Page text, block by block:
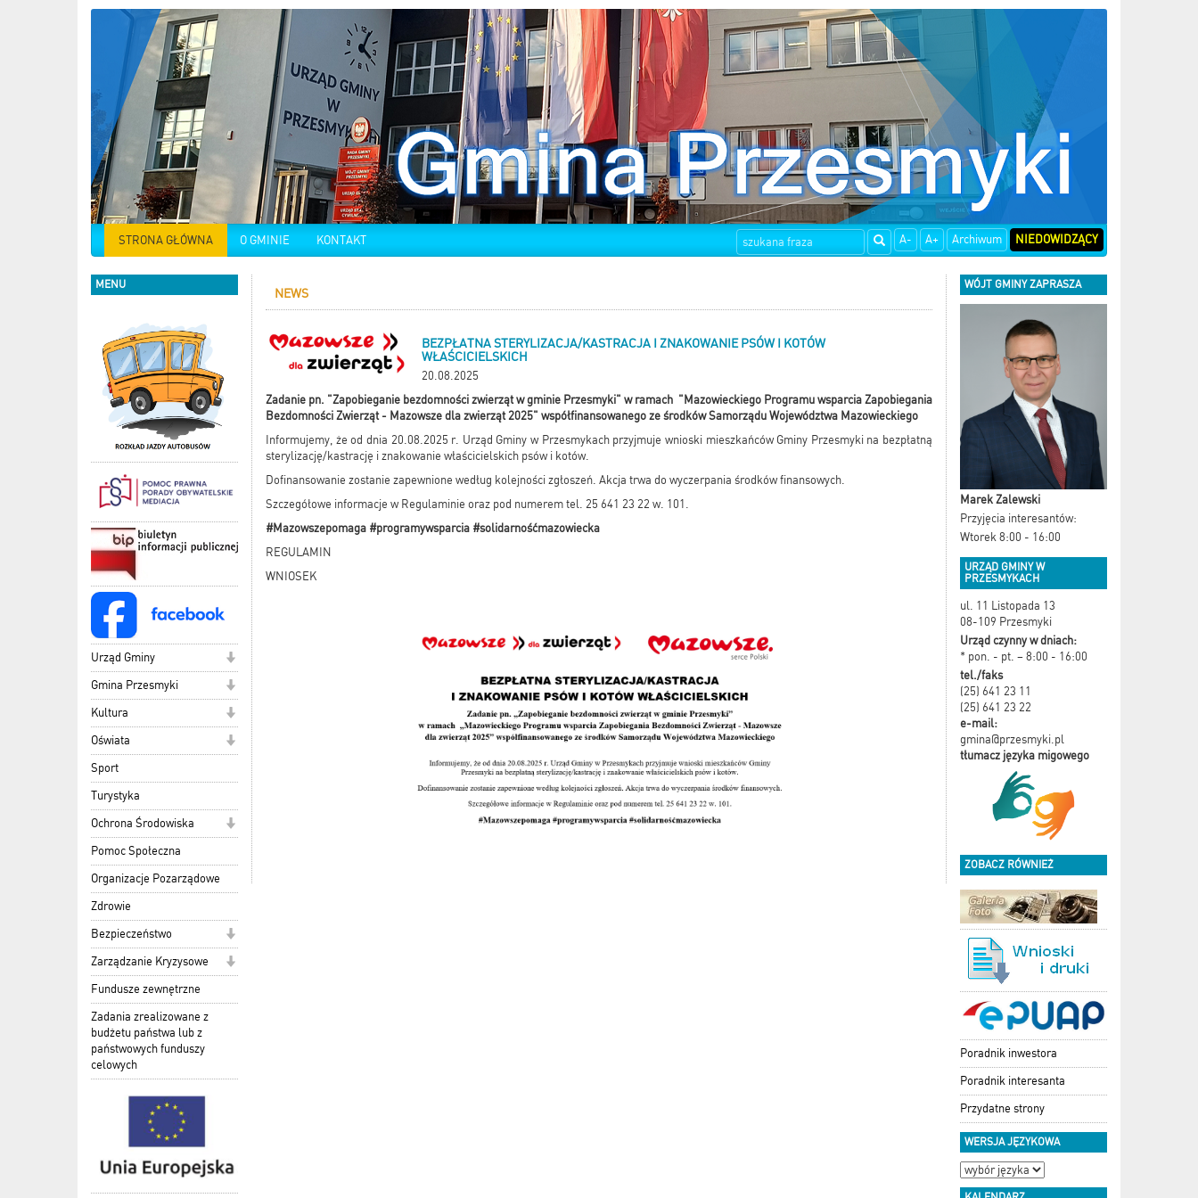
STRONA GŁÓWNA O GMINIE KONTAKT A- A+ Archiwum NIEDOWIDZĄCY
MENU
Urząd Gminy
Gmina Przesmyki
Kultura
Oświata
Sport
Turystyka
Ochrona Środowiska
Pomoc Społeczna
Organizacje Pozarządowe
Zdrowie
Bezpieczeństwo
Zarządzanie Kryzysowe
Fundusze zewnętrzne
Zadania zrealizowane z
budżetu państwa lub z
państwowych funduszy
celowych
NEWS
BEZPŁATNA STERYLIZACJA/KASTRACJA I ZNAKOWANIE PSÓW I KOTÓW
WŁAŚCICIELSKICH
20.08.2025
Zadanie pn. "Zapobieganie bezdomności zwierząt w gminie Przesmyki" w ramach "Mazowieckiego Programu wsparcia Zapobiegania
Bezdomności Zwierząt - Mazowsze dla zwierząt 2025" współfinansowanego ze środków Samorządu Województwa Mazowieckiego
Informujemy, że od dnia 20.08.2025 r. Urząd Gminy w Przesmykach przyjmuje wnioski mieszkańców Gminy Przesmyki na bezpłatną
sterylizację/kastrację i znakowanie właścicielskich psów i kotów.
Dofinansowanie zostanie zapewnione według kolejności zgłoszeń. Akcja trwa do wyczerpania środków finansowych.
Szczegółowe informacje w Regulaminie oraz pod numerem tel. 25 641 23 22 w. 101.
#Mazowszepomaga #programywsparcia #solidarnośćmazowiecka
REGULAMIN
WNIOSEK
WÓJT GMINY ZAPRASZA
Marek Zalewski
Przyjęcia interesantów:
Wtorek 8:00 - 16:00
URZĄD GMINY W
PRZESMYKACH
ul. 11 Listopada 13
08-109 Przesmyki
Urząd czynny w dniach:
* pon. - pt. – 8:00 - 16:00
tel./faks
(25) 641 23 11
(25) 641 23 22
e-mail:
gmina@przesmyki.pl
tłumacz języka migowego
ZOBACZ RÓWNIEŻ
Poradnik inwestora
Poradnik interesanta
Przydatne strony
WERSJA JĘZYKOWA